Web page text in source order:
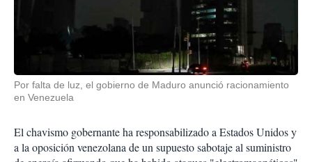
Por falta de luz, el gobierno de Maduro anunció racionamiento
en Venezuela
El chavismo gobernante ha responsabilizado a Estados Unidos y
a la oposición venezolana de un supuesto sabotaje al suministro